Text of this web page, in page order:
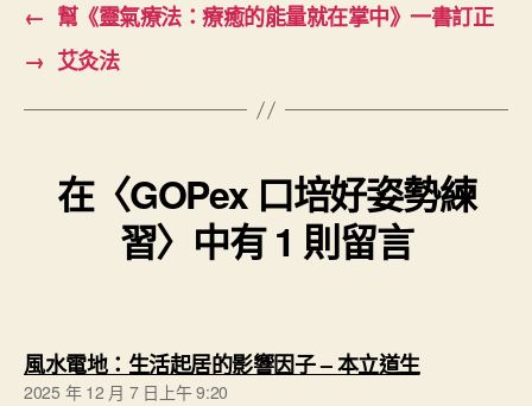
← 幫《靈氣療法：療癒的能量就在掌中》一書訂正
→ 艾灸法
在〈GOPex 口培好姿勢練
習〉中有 1 則留言
風水電地：生活起居的影響因子 – 本立道生表
2025 年 12 月 7 日上午 9:20